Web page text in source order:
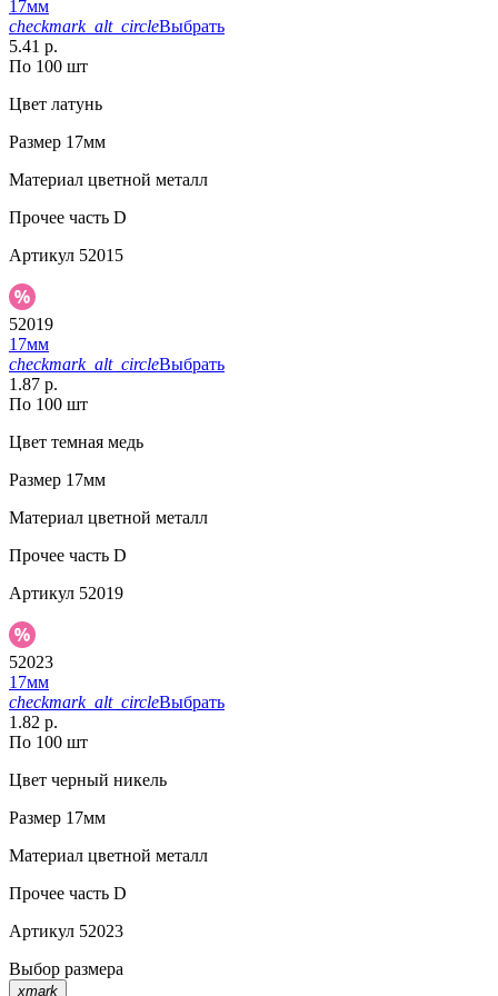
17мм
checkmark_alt_circleВыбрать
5.41 р.
По 100 шт
Цвет латунь
Размер 17мм
Материал цветной металл
Прочее часть D
Артикул 52015
52019
17мм
checkmark_alt_circleВыбрать
1.87 р.
По 100 шт
Цвет темная медь
Размер 17мм
Материал цветной металл
Прочее часть D
Артикул 52019
52023
17мм
checkmark_alt_circleВыбрать
1.82 р.
По 100 шт
Цвет черный никель
Размер 17мм
Материал цветной металл
Прочее часть D
Артикул 52023
Выбор размера
xmark